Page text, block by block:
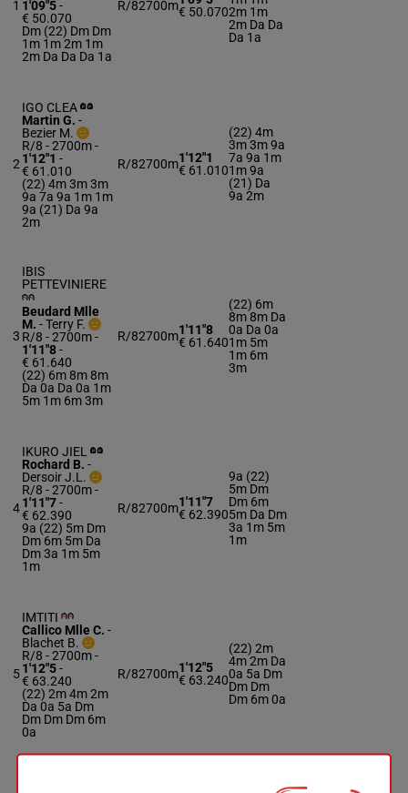
1 1'09"5-
€ 50.070
Dm (22) Dm Dm
1m 1m 2m 1m
2m Da Da Da 1a
R/82700m€ 50.0702m 1m
2m Da Da
Da 1a
2
IGO CLEA
Martin G. -
Bezier M.
R/8 - 2700m-
1'12"1 -
€ 61.010
(22) 4m 3m 3m
9a 7a 9a 1m 1m
9a (21) Da 9a
2m
R/82700m1'12"1
€ 61.010
(22) 4m
3m 3m 9a
7a 9a 1m
1m 9a
(21) Da
9a 2m
3
IBIS
PETTEVINIERE
Beudard Mlle
M. -Terry F.
R/8 - 2700m-
1'11"8-
€ 61.640
(22) 6m 8m 8m
Da 0a Da 0a 1m
5m 1m 6m 3m
R/82700m1'11"8
€ 61.640
(22) 6m
8m 8m Da
0a Da 0a
1m 5m
1m 6m
3m
4
IKURO JIEL
Rochard B. -
Dersoir J.L.
R/8 - 2700m-
1'11"7-
€ 62.390
9a (22) 5m Dm
Dm 6m 5m Da
Dm 3a 1m 5m
1m
R/82700m1'11"7
€ 62.390
9a (22)
5m Dm
Dm 6m
5m Da Dm
3a 1m 5m
1m
5
IMTITI
Callico Mlle C. -
Blachet B.
R/8 - 2700m-
1'12"5-
€ 63.240
(22) 2m 4m 2m
Da 0a 5a Dm
Dm Dm Dm 6m
0a
R/82700m1'12"5
€ 63.240
(22) 2m
4m 2m Da
0a 5a Dm
Dm Dm
Dm 6m 0a